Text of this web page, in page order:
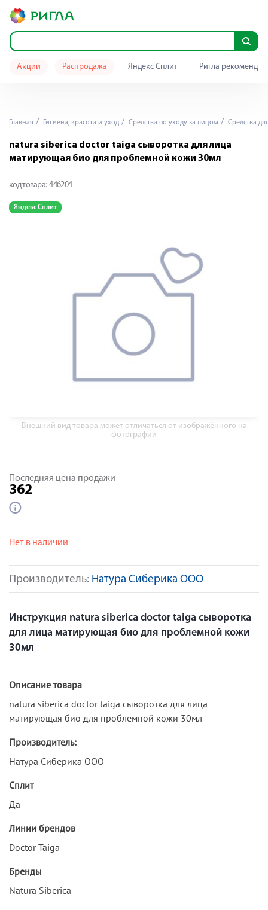
Акции Распродажа Яндекс Сплит Ригла
Главная Гигиена, красота и уход Средства по уходу за лицом Средства
natura siberica doctor taiga сыворотка для лица
матирующая био для проблемной кожи 30мл
код товара: 446204
Яндекс Сплит
Внешний вид товара может отличаться от изображённого на
фотографии
Производитель: Натура Сиберика ООО
Последняя цена продажи
362
Нет в наличии
Инструкция natura siberica doctor taiga сыворотка
для лица матирующая био для проблемной кожи
30мл
Описание товара
natura siberica doctor taiga сыворотка для лица
матирующая био для проблемной кожи 30мл
Производитель:
Натура Сиберика ООО
Сплит
Да
Линии брендов
Doctor Taiga
Бренды
Natura Siberica